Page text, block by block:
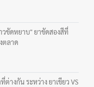
วขัดหยาบ" ยาขัดสองสีที่
ตลาด
ต่างกัน ระหว่าง ยาเขียว VS